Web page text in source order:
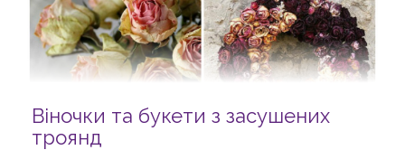
Віночки та букети з засушених
троянд